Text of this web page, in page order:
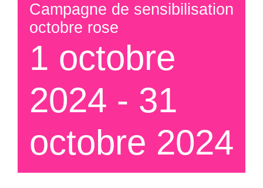
Campagne de sensibilisation
octobre rose
1 octobre
2024 - 31
octobre 2024